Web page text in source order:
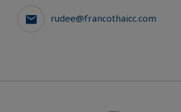
rudee@francothaicc.com